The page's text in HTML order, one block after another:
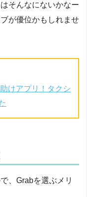
そんなにないかなー
が優位かもしれませ
けアプリ！タクシ
、Grabを選ぶメリ